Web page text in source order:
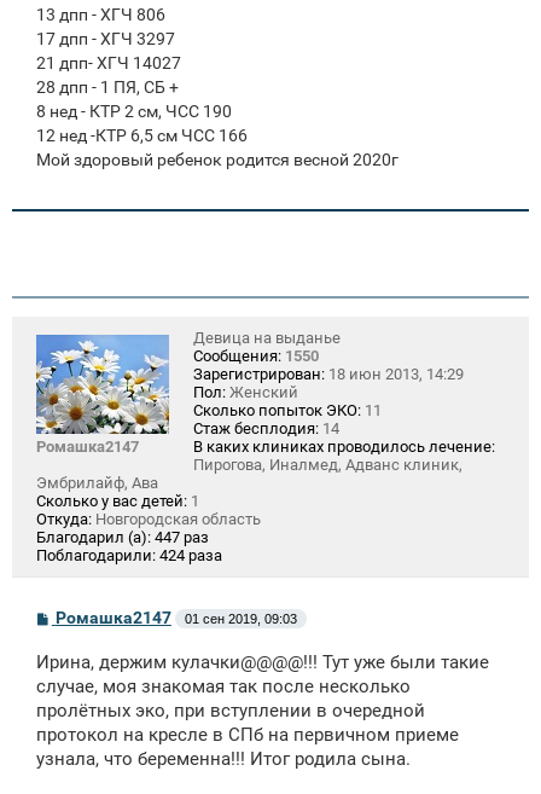
13 дпп - ХГЧ 806
17 дпп - ХГЧ 3297
21 дпп- ХГЧ 14027
28 дпп - 1 ПЯ, СБ +
8 нед - КТР 2 см, ЧСС 190
12 нед -КТР 6,5 см ЧСС 166
Мой здоровый ребенок родится весной 2020г
Ромашка2147
Девица на выданье
Сообщения: 1550
Зарегистрирован: 18 июн 2013, 14:29
Пол: Женский
Сколько попыток ЭКО: 11
Стаж бесплодия: 14
В каких клиниках проводилось лечение:
Пирогова, Иналмед, Адванс клиник,
Эмбрилайф, Ава
Сколько у вас детей: 1
Откуда: Новгородская область
Благодарил (а): 447 раз
Поблагодарили: 424 раза
С
о
б
щ
е
н
и
е
Ромашка2147 01 сен 2019, 09:03
Ирина, держим кулачки@@@@!!! Тут уже были такие
случае, моя знакомая так после несколько
пролётных эко, при вступлении в очередной
протокол на кресле в СПб на первичном приеме
узнала, что беременна!!! Итог родила сына.